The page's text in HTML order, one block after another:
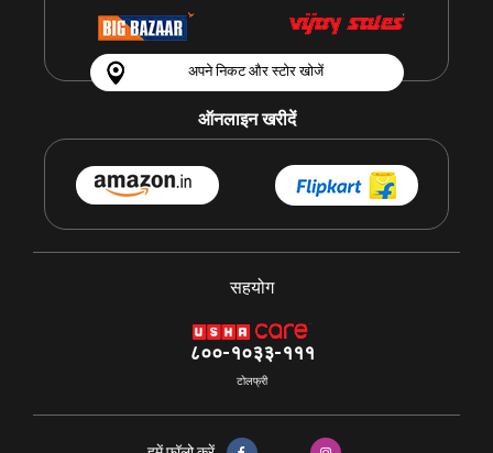
अपने निकट और स्टोर खोजें
ऑनलाइन खरीदें
सहयोग
८००-१०३३-१११
टोलफ्री